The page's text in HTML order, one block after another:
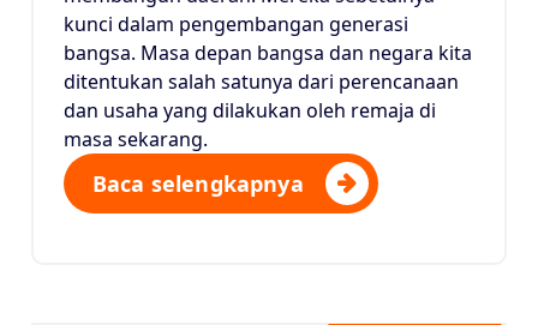
kunci dalam pengembangan generasi
bangsa. Masa depan bangsa dan negara kita
ditentukan salah satunya dari perencanaan
dan usaha yang dilakukan oleh remaja di
masa sekarang.
Baca selengkapnya